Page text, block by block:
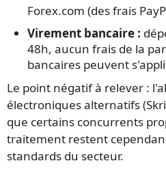
Forex.com (des frais
Virement bancaire :
48h, aucun frais de la
bancaires peuvent
Le point négatif à relever :
électroniques alternatifs
que certains concurrents
traitement restent
standards du secteur.